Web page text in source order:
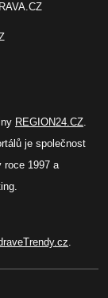
REGION24.CZ.
je společnost
roce 1997 a
.